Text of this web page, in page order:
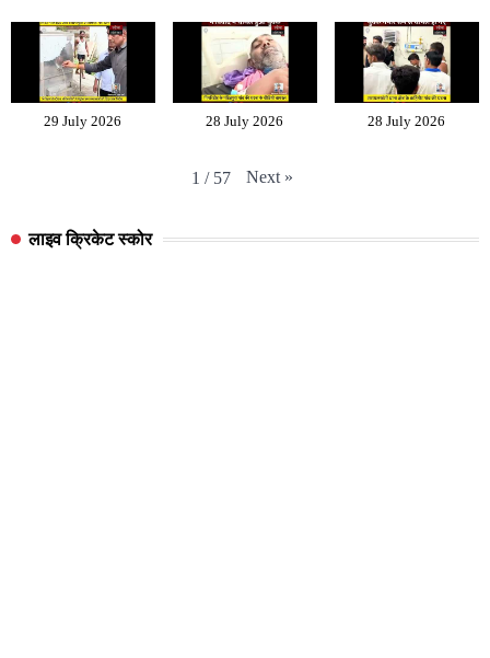
29 July 2026 28 July 2026 28 July 2026
1 / 57 Next »
लाइव क्रिकेट स्कोर